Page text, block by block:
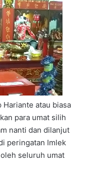
atau biasa
para umat silih
nanti dan dilanjut
peringatan Imlek
seluruh umat